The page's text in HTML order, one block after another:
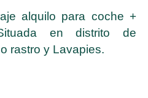
alquilo para coche +
en distrito de
rastro y Lavapies.